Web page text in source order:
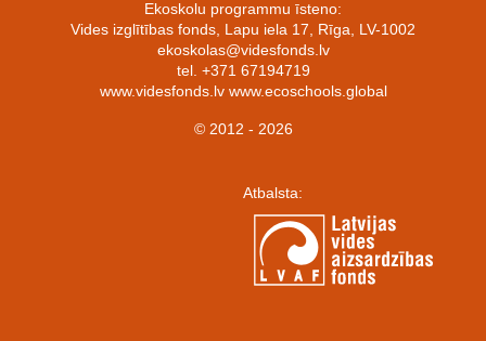
Ekoskolu programmu īsteno:
Vides izglītības fonds, Lapu iela 17, Rīga, LV-1002
ekoskolas@videsfonds.lv
tel. +371 67194719
www.videsfonds.lv www.ecoschools.global
© 2012 - 2026
Atbalsta: